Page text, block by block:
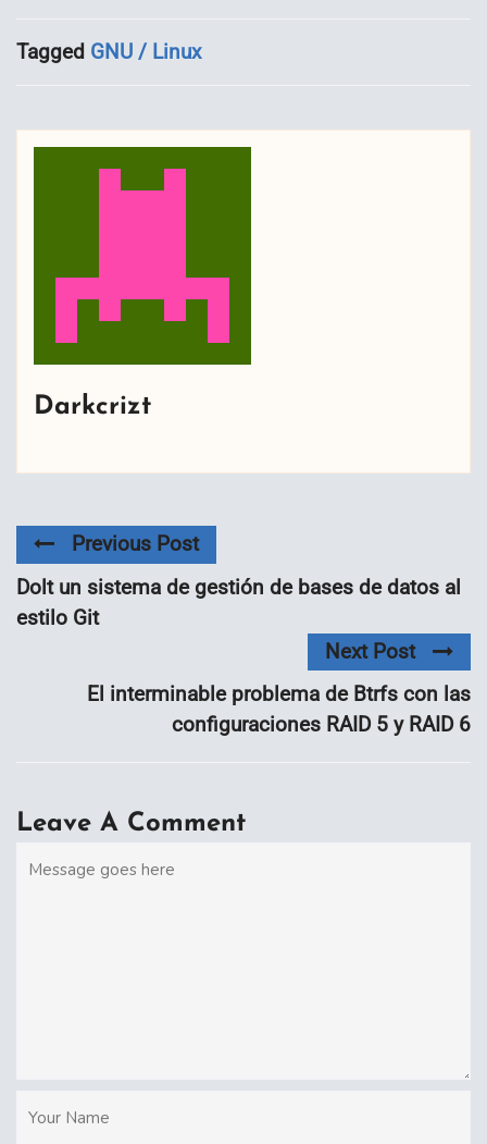
Tagged GNU / Linux
Darkcrizt
Previous Post
Dolt un sistema de gestión de bases de datos al
estilo Git
Next Post
El interminable problema de Btrfs con las
configuraciones RAID 5 y RAID 6
Leave A Comment